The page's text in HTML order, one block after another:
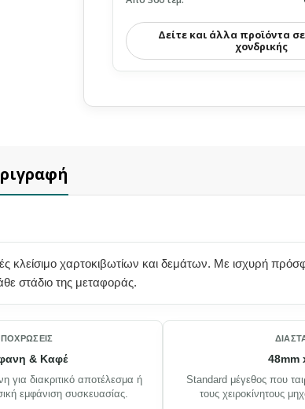
Δείτε και άλλα προϊόντα
χονδρικής
κλείσιμο χαρτοκιβωτίων και δεμάτων. Με ισχυρή
στάδιο της μεταφοράς.
& Καφέ
για διακριτικό αποτέλεσμα ή
εμφάνιση συσκευασίας.
48mm
Standard μέγεθος που
τους χειροκίνητους